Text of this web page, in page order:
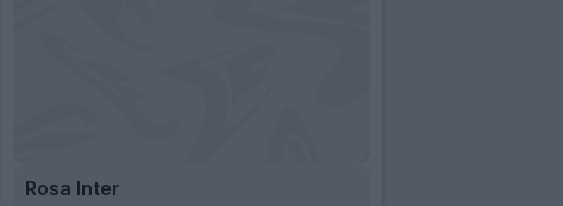
Rosa Inter